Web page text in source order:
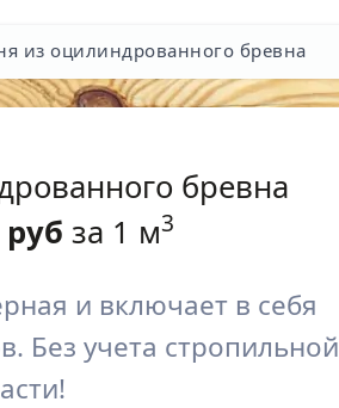
из оцилиндрованного бревна
бревна
руб за 1 м3
и включает в себя
Без учета стропильной